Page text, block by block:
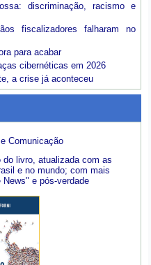
discriminação, racismo e
fiscalizadores falharam no
para acabar
cibernéticas em 2026
a crise já aconteceu
Comunicação
livro, atualizada com as
e no mundo; com mais
e pós-verdade